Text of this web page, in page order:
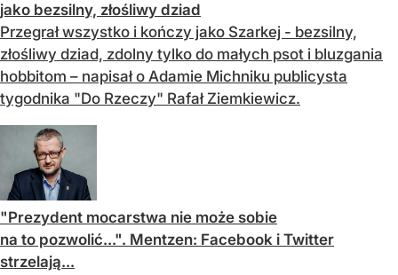
jako bezsilny, złośliwy dziad
Przegrał wszystko i kończy jako Szarkej - bezsilny,
złośliwy dziad, zdolny tylko do małych psot i bluzgania
hobbitom – napisał o Adamie Michniku publicysta
tygodnika "Do Rzeczy" Rafał Ziemkiewicz.
"Prezydent mocarstwa nie może sobie
na to pozwolić...". Mentzen: Facebook i Twitter
strzelają...